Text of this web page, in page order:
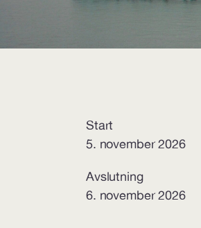
Start
5. november 2026
Avslutning
6. november 2026